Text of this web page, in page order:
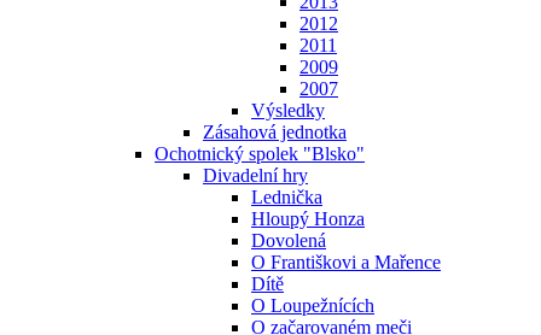
2012
2011
2009
2007
Výsledky
Zásahová jednotka
Ochotnický spolek "Blsko"
Divadelní hry
Lednička
Hloupý Honza
Dovolená
O Františkovi a Mařence
Dítě
O Loupežnících
O začarovaném meči